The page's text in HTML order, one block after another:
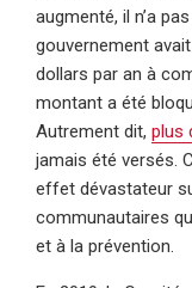
augmenté, il n’a
gouvernement
dollars par an à
montant a été
Autrement dit, plus
jamais été versés.
effet dévastateur
communautaires
et à la prévention.